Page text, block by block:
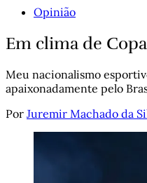
Opinião
Em clima de
Meu nacionalismo
apaixonadamente pelo
Por Juremir Machado da